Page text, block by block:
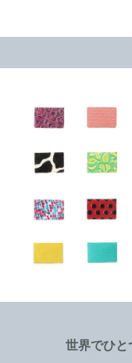
世界でひと